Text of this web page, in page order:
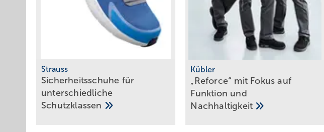
Strauss
Sicherheitsschuhe für
unterschiedliche
Schutzklassen
Kübler
„Reforce“ mit Fokus auf
Funktion und
Nachhaltigkeit